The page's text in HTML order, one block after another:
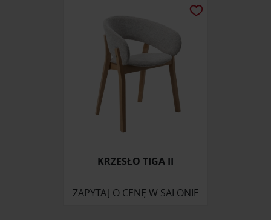
społecznościowym, reklamowym i analitycznym.
otrzymanymi od Ciebie lub uzyskanymi podczas
korzystania z ich usług.
KRZESŁO TIGA II
ZAPYTAJ O CENĘ W SALONIE